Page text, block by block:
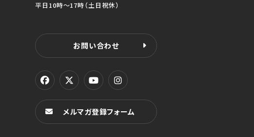
平日10時〜17時（土日祝休）
お問い合わせ
メルマガ登録フォーム